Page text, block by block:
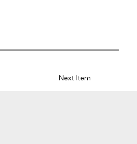
Next Item